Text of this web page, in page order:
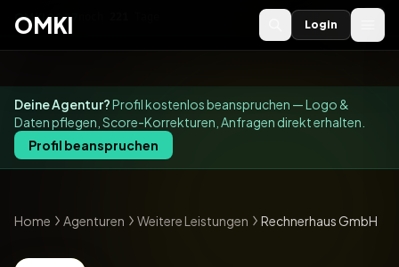
OMKI 2027
OMKI Login
Deine Agentur?Profil kostenlos beanspruchen — Logo &
Daten pflegen, Score-Korrekturen, Anfragen direkt erhalten.
Profil beanspruchen
Home Agenturen Weitere Leistungen Rechnerhaus GmbH